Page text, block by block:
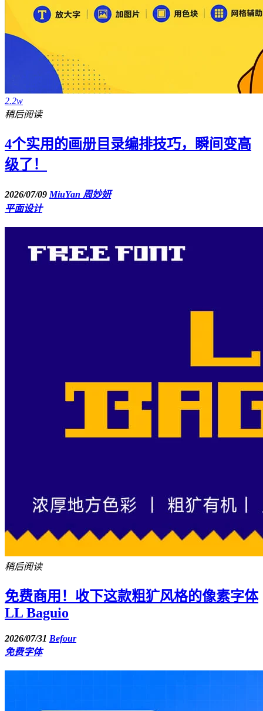
2.2w
稍后阅读
4个实用的画册目录编排技巧，瞬间变高
级了！
2026/07/09 MiuYan 周妙妍
平面设计
稍后阅读
免费商用！收下这款粗犷风格的像素字体
LL Baguio
2026/07/31 Befour
免费字体